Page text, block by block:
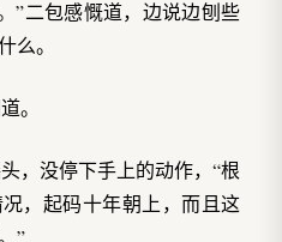
”二包感慨道，边说边刨些
么。
。
，没停下手上的动作，“根
，起码十年朝上，而且这
”